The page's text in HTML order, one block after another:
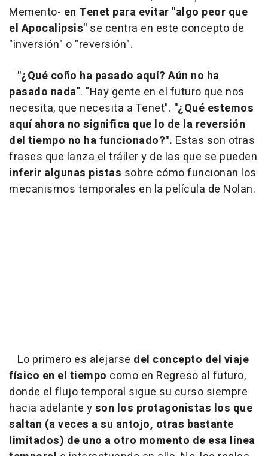
Memento- en Tenet para evitar "algo peor que
el Apocalipsis" se centra en este concepto de
"inversión" o "reversión".
"¿Qué coño ha pasado aquí? Aún no ha
pasado nada". "Hay gente en el futuro que nos
necesita, que necesita a Tenet". "¿Qué estemos
aquí ahora no significa que lo de la reversión
del tiempo no ha funcionado?". Estas son otras
frases que lanza el tráiler y de las que se pueden
inferir algunas pistas sobre cómo funcionan los
mecanismos temporales en la película de Nolan.
Lo primero es alejarse del concepto del viaje
físico en el tiempo como en Regreso al futuro,
donde el flujo temporal sigue su curso siempre
hacia adelante yson los protagonistas los que
saltan (a veces a su antojo, otras bastante
limitados) de uno a otro momento de esa línea